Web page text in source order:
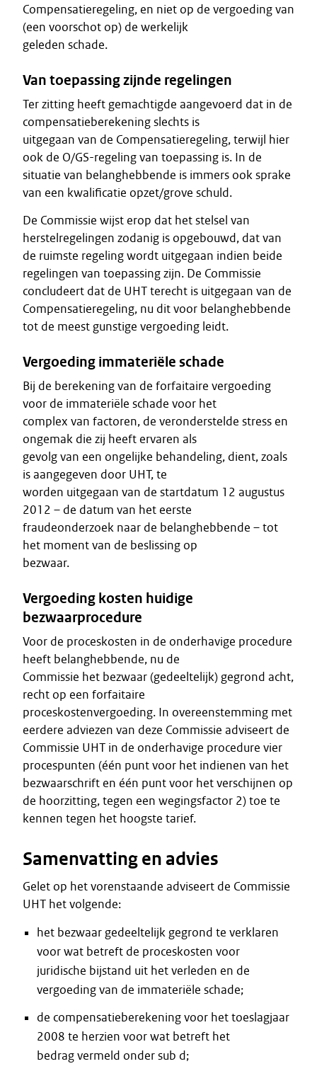
Compensatieregeling, en niet op de vergoeding van
(een voorschot op) de werkelijk
geleden schade.
Van toepassing zijnde regelingen
Ter zitting heeft gemachtigde aangevoerd dat in de
compensatieberekening slechts is
uitgegaan van de Compensatieregeling, terwijl hier
ook de O/GS-regeling van toepassing is. In de
situatie van belanghebbende is immers ook sprake
van een kwalificatie opzet/grove schuld.
De Commissie wijst erop dat het stelsel van
herstelregelingen zodanig is opgebouwd, dat van
de ruimste regeling wordt uitgegaan indien beide
regelingen van toepassing zijn. De Commissie
concludeert dat de UHT terecht is uitgegaan van de
Compensatieregeling, nu dit voor belanghebbende
tot de meest gunstige vergoeding leidt.
Vergoeding immateriële schade
Bij de berekening van de forfaitaire vergoeding
voor de immateriële schade voor het
complex van factoren, de veronderstelde stress en
ongemak die zij heeft ervaren als
gevolg van een ongelijke behandeling, dient, zoals
is aangegeven door UHT, te
worden uitgegaan van de startdatum 12 augustus
2012 – de datum van het eerste
fraudeonderzoek naar de belanghebbende – tot
het moment van de beslissing op
bezwaar.
Vergoeding kosten huidige
bezwaarprocedure
Voor de proceskosten in de onderhavige procedure
heeft belanghebbende, nu de
Commissie het bezwaar (gedeeltelijk) gegrond acht,
recht op een forfaitaire
proceskostenvergoeding. In overeenstemming met
eerdere adviezen van deze Commissie adviseert de
Commissie UHT in de onderhavige procedure vier
procespunten (één punt voor het indienen van het
bezwaarschrift en één punt voor het verschijnen op
de hoorzitting, tegen een wegingsfactor 2) toe te
kennen tegen het hoogste tarief.
Samenvatting en advies
Gelet op het vorenstaande adviseert de Commissie
UHT het volgende:
het bezwaar gedeeltelijk gegrond te verklaren
voor wat betreft de proceskosten voor
juridische bijstand uit het verleden en de
vergoeding van de immateriële schade;
de compensatieberekening voor het toeslagjaar
2008 te herzien voor wat betreft het
bedrag vermeld onder sub d;